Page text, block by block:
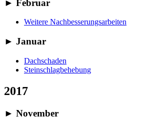
► Februar
Weitere Nachbesserungsarbeiten
► Januar
Dachschaden
Steinschlagbehebung
2017
► November